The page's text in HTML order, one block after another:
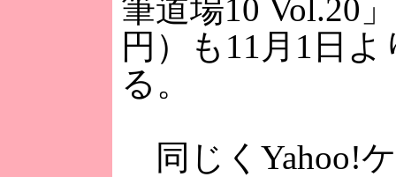
筆道場10 Vol.20
円）も11月1日
る。
同じくYahoo!